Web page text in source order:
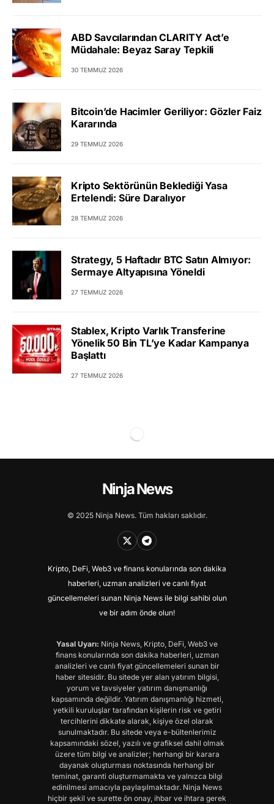
ABD Savcılarından CLARITY Act’e
Müdahale: Beyaz Saray Tepkili
30 TEMMUZ 2026
Bitcoin’de Hacimler Geriliyor: Gözler Faiz
Kararında
29 TEMMUZ 2026
Kripto Sektörünün Beklediği Yasa
Ertelendi: Süre Daralıyor
28 TEMMUZ 2026
Strategy, 5 Haftadır BTC Satın Almıyor:
Sermaye Altyapısına Yöneldi
27 TEMMUZ 2026
Stablex, Kripto Varlık Transferine
Yönelik 50 Bin TL’ye Kadar Kampanya
Başlattı
27 TEMMUZ 2026
Ninja News
© 2025 Ninja News. Tüm hakları saklıdır.
Kripto, DeFi, Web3 ve finans konularında son dakika
haberleri, uzman analizleri ve canlı fiyat
güncellemeleri sunan Ninja News ile bilgi sahibi olun
ve bir adım önde olun!
Yasal Uyarı: Ninja News, Kripto, DeFi, Web3 ve
finans konularında son dakika haberleri, uzman
analizleri ve canlı fiyat güncellemeleri sunan bir
haber sitesidir. Bu sitede yer alan yatırım bilgisi,
yorum ve tavsiyeler yatırım danışmanlığı
kapsamında değildir. Yatırım danışmanlığı hizmeti,
yetkili kuruluşlar tarafından kişilerin risk ve getiri
tercihlerini dikkate alarak, kişiye özel olarak
sunulmaktadır. Bu sitede veya e-bültenlerimiz
kapsamındaki sözel, yazılı ve grafiksel dahil olmak
üzere tüm bilgi ve analizler; herhangi bir karara
dayanak oluşturması noktasında herhangi bir
teminat, garanti oluşturmamakta ve yalnızca bilgi
edinilmesi amacıyla paylaşılmaktadır. Ninja News
hiçbir şekil ve surette ön onay, ihbar ve ihtara gerek